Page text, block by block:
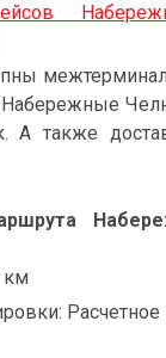
Набережные
А также
км